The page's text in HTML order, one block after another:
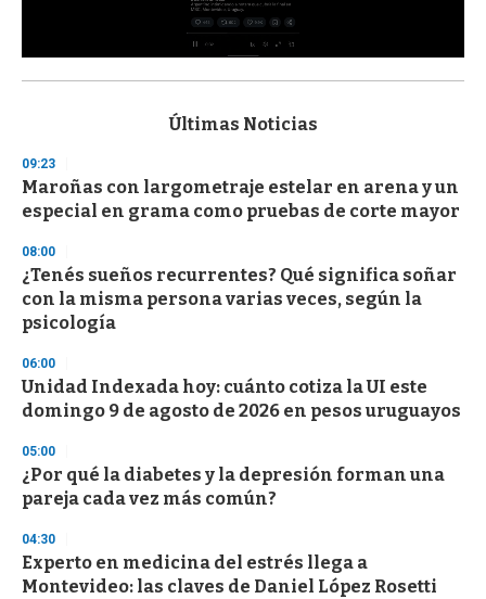
s
d
s
o
f
3
s
e
c
o
d
s
Últimas Noticias
09:23
Maroñas con largometraje estelar en arena y un
especial en grama como pruebas de corte mayor
08:00
¿Tenés sueños recurrentes? Qué significa soñar
con la misma persona varias veces, según la
psicología
06:00
Unidad Indexada hoy: cuánto cotiza la UI este
domingo 9 de agosto de 2026 en pesos uruguayos
05:00
¿Por qué la diabetes y la depresión forman una
pareja cada vez más común?
04:30
Experto en medicina del estrés llega a
Montevideo: las claves de Daniel López Rosetti